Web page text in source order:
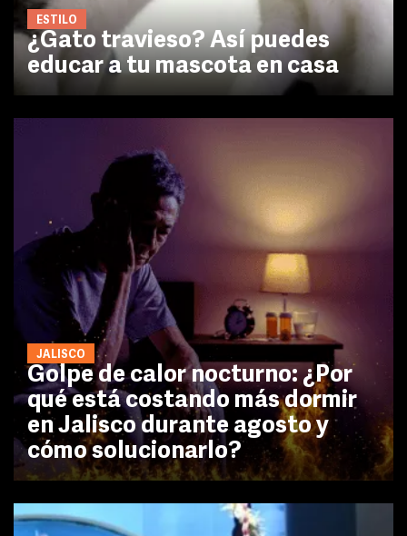
ESTILO
¿Gato travieso? Así puedes
educar a tu mascota en casa
JALISCO
Golpe de calor nocturno: ¿Por
qué está costando más dormir
en Jalisco durante agosto y
cómo solucionarlo?